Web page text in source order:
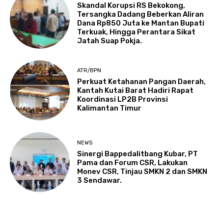
Skandal Korupsi RS Bekokong,
Tersangka Dadang Beberkan Aliran
Dana Rp850 Juta ke Mantan Bupati
Terkuak, Hingga Perantara Sikat
Jatah Suap Pokja.
ATR/BPN
Perkuat Ketahanan Pangan Daerah,
Kantah Kutai Barat Hadiri Rapat
Koordinasi LP2B Provinsi
Kalimantan Timur
NEWS
Sinergi Bappedalitbang Kubar, PT
Pama dan Forum CSR, Lakukan
Monev CSR, Tinjau SMKN 2 dan SMKN
3 Sendawar.